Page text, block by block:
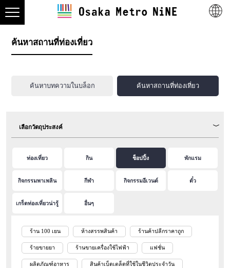
ค้นหาสถานที่ท่องเที่ยว
ค้นหาบทความในบล็อก ค้นหาสถานที่ท่องเที่ยว
เลือกวัตถุประสงค์
ท่องเที่ยว กิน ช็อปปิ้ง พักแรม
กิจกรรมพาเพลิน กีฬา กิจกรรมอีเวนต์ ตั๋ว
เกร็ดท่องเที่ยวน่ารู้ อื่นๆ
ร้าน 100 เยน ห้างสรรพสินค้า ร้านค้าปลีกราคาถูก
ร้ายขายยา ร้านขายเครื่องใช้ไฟฟ้า แฟชั่น
ผลิตภัณฑ์อาหาร สินค้าเบ็ดเตล็ดที่ใช้ในชีวิตประจำวัน